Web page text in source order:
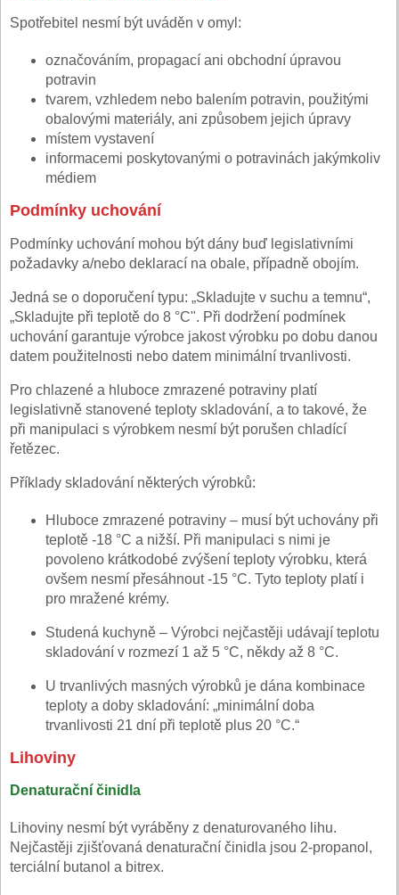
Spotřebitel nesmí být uváděn v omyl:
označováním, propagací ani obchodní úpravou
potravin
tvarem, vzhledem nebo balením potravin, použitými
obalovými materiály, ani způsobem jejich úpravy
místem vystavení
informacemi poskytovanými o potravinách jakýmkoliv
médiem
Podmínky uchování
Podmínky uchování mohou být dány buď legislativními
požadavky a/nebo deklarací na obale, případně obojím.
Jedná se o doporučení typu: „Skladujte v suchu a temnu“,
„Skladujte při teplotě do 8 °C". Při dodržení podmínek
uchování garantuje výrobce jakost výrobku po dobu danou
datem použitelnosti nebo datem minimální trvanlivosti.
Pro chlazené a hluboce zmrazené potraviny platí
legislativně stanovené teploty skladování, a to takové, že
při manipulaci s výrobkem nesmí být porušen chladící
řetězec.
Příklady skladování některých výrobků:
Hluboce zmrazené potraviny – musí být uchovány při
teplotě -18 °C a nižší. Při manipulaci s nimi je
povoleno krátkodobé zvýšení teploty výrobku, která
ovšem nesmí přesáhnout -15 °C. Tyto teploty platí i
pro mražené krémy.
Studená kuchyně – Výrobci nejčastěji udávají teplotu
skladování v rozmezí 1 až 5 °C, někdy až 8 °C.
U trvanlivých masných výrobků je dána kombinace
teploty a doby skladování: „minimální doba
trvanlivosti 21 dní při teplotě plus 20 °C.“
Lihoviny
Denaturační činidla
Lihoviny nesmí být vyráběny z denaturovaného lihu.
Nejčastěji zjišťovaná denaturační činidla jsou 2-propanol,
terciální butanol a bitrex.